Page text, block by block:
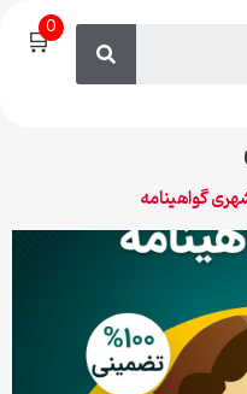
🛒0
گواهینامه